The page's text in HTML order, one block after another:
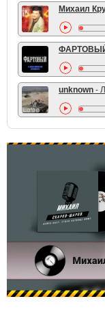
Михаил
unknown -